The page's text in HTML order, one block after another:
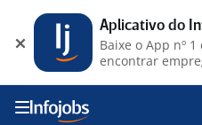
Aplicativo do
Baixe o App nº
encontrar